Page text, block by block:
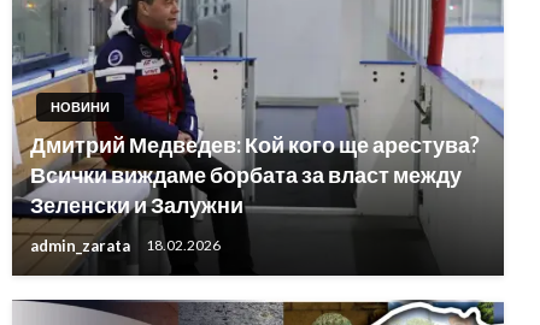
НОВИНИ
Дмитрий Медведев: Кой кого ще арестува?
Всички виждаме борбата за власт между
Зеленски и Залужни
admin_zarata 18.02.2026